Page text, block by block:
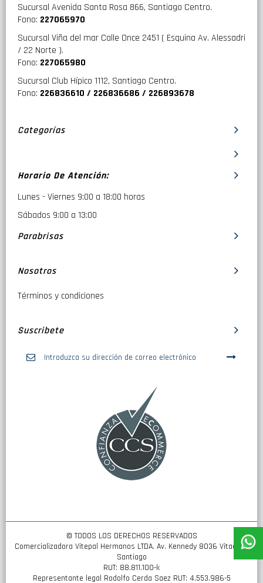
Sucursal Avenida Santa Rosa 866, Santiago Centro.
Fono: 227065970
Sucursal Viña del mar Calle Once 2451 ( Esquina Av. Alessadri
/ 22 Norte ).
Fono: 227065980
Sucursal Club Hípico 1112, Santiago Centro.
Fono: 226836610 / 226836686 / 226893678
Categorías
Horario De Atención:
Lunes - Viernes 9:00 a 18:00 horas
Sábados 9:00 a 13:00
Parabrisas
Nosotros
Términos y condiciones
Suscribete
© TODOS LOS DERECHOS RESERVADOS
Comercializadora Vitepal Hermanos LTDA. Av. Kennedy 8036 Vitacura,
Santiago
RUT: 88.811.100-k
Representante legal Rodolfo Cerda Saez RUT: 4.553.986-5